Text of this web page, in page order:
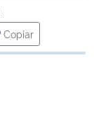
Copiar
para área de